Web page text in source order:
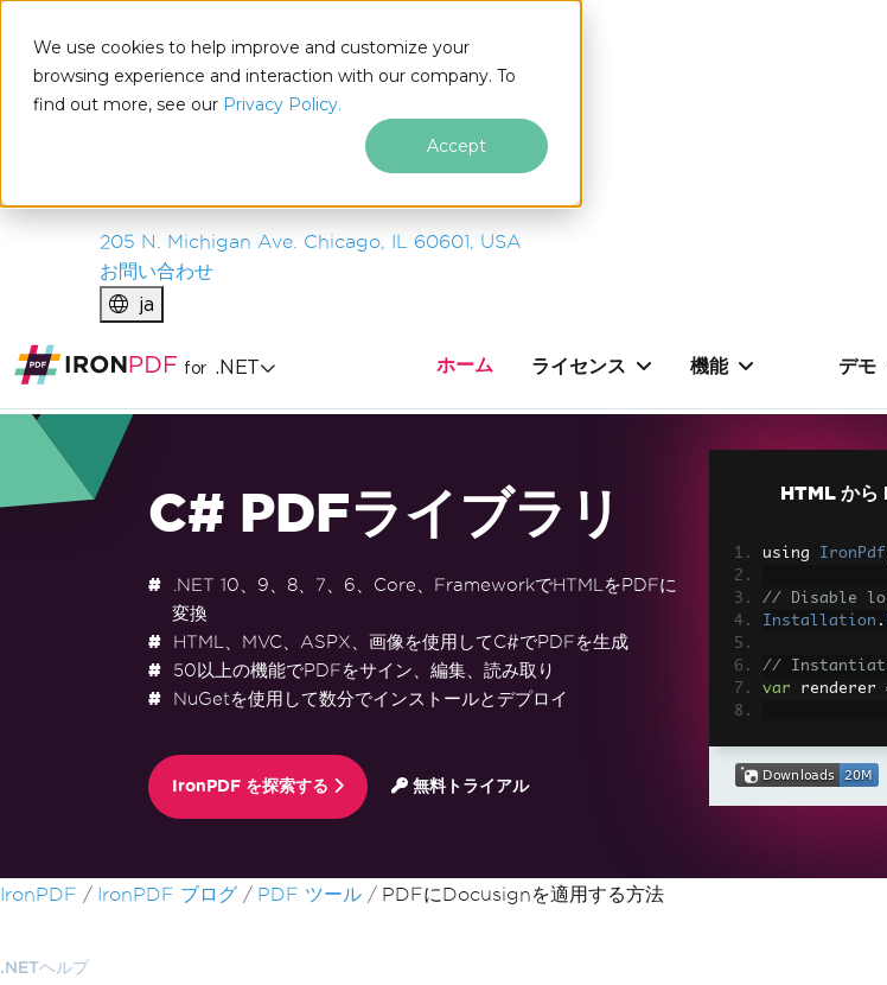
We use cookies to help improve and customize your
browsing experience and interaction with our company. To
find out more, see our Privacy Policy.
Accept
IRONSOFTWARE
製品
エンタープライズ
205 N. Michigan Ave. Chicago, IL 60601, USA
お問い合わせ
ja
for .NET ホーム ライセンス 機能 デモ
C# PDFライブラリ
.NET 10、9、8、7、6、Core、FrameworkでHTMLをPDFに
変換
HTML、MVC、ASPX、画像を使用してC#でPDFを生成
50以上の機能でPDFをサイン、編集、読み取り
NuGetを使用して数分でインストールとデプロイ
IronPDF を探索する 無料トライアル
HTML から
using IronPdf
// Disable
Installation .
// Instantiate
var renderer
フッターコンテンツにスキップ
IronPDF IronPDF ブログ PDF ツール PDFにDocusignを適用する方法
.NETヘルプ